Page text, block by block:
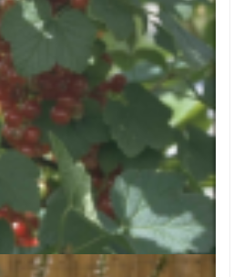
Aalbes
'Jonkheer van Tets'